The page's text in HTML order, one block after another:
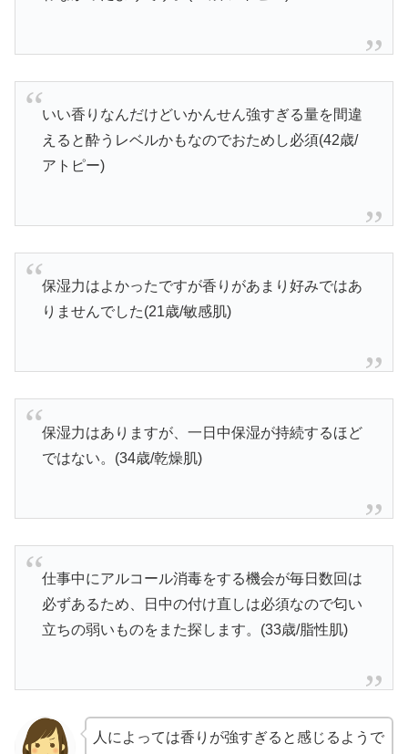
いい香りなんだけどいかんせん強すぎる量を間違
えると酔うレベルかもなのでおためし必須(42歳/
アトピー)
保湿力はよかったですが香りがあまり好みではあ
りませんでした(21歳/敏感肌)
保湿力はありますが、一日中保湿が持続するほど
ではない。(34歳/乾燥肌)
仕事中にアルコール消毒をする機会が毎日数回は
必ずあるため、日中の付け直しは必須なので匂い
立ちの弱いものをまた探します。(33歳/脂性肌)
人によっては香りが強すぎると感じるようで